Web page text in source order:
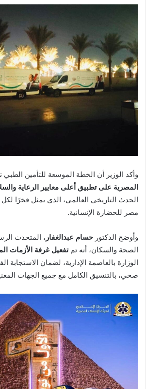
وأكد الوزير أن الخطة الموسعة للتأمين
المصرية على تطبيق أعلى معايير الرعاية
الحدث التاريخي العالمي، الذي يمثل فخرًا
مصر للحضارة الإنسانية.
وأوضح الدكتور حسام عبدالغفار ، المتحدث
الصحة والسكان، أنه تمتفعيل غرفة الأزمات
الوزارة بالعاصمة الإدارية، لضمان الاستجابة
صحي، بالتنسيق الكامل مع جميع الجهات